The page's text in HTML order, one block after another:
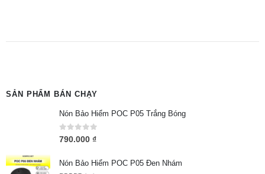
SẢN PHẨM BÁN CHẠY
Nón Bảo Hiểm POC P05 Trắng Bóng
0out of 5
790.000 ₫
Nón Bảo Hiểm POC P05 Đen Nhám